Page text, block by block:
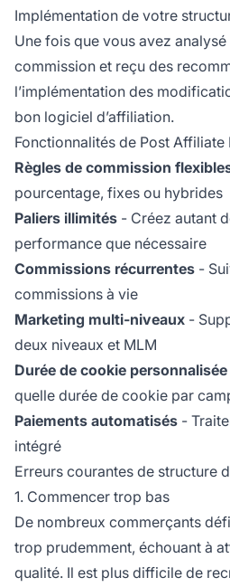
Implémentation de votre
Une fois que vous avez
commission et reçu des
l’implémentation des
bon logiciel d’affiliation.
Fonctionnalités de Post Affiliate
Règles de commission
pourcentage, fixes ou hybrides
Paliers illimités - Créez autant
performance que nécessaire
Commissions récurrentes -
commissions à vie
Marketing multi-niveaux -
deux niveaux et MLM
Durée de cookie personnalisée
quelle durée de cookie par
Paiements automatisés -
intégré
Erreurs courantes de structure
1. Commencer trop bas
De nombreux commerçants
trop prudemment, échouant à
qualité. Il est plus difficile de